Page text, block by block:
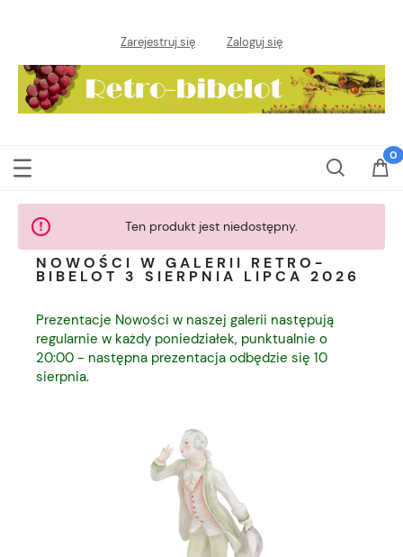
Zarejestruj się Zaloguj się
Ten produkt jest niedostępny.
NOWOŚCI W GALERII RETRO-
BIBELOT 3 SIERPNIA LIPCA 2026
Prezentacje Nowości w naszej galerii następują
regularnie w każdy poniedziałek, punktualnie o
20:00 - następna prezentacja odbędzie się 10
sierpnia.